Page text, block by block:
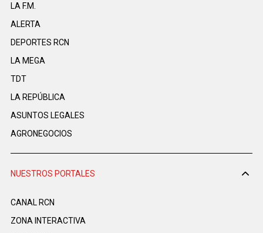
LA F.M.
ALERTA
DEPORTES RCN
LA MEGA
TDT
LA REPÚBLICA
ASUNTOS LEGALES
AGRONEGOCIOS
NUESTROS PORTALES
CANAL RCN
ZONA INTERACTIVA